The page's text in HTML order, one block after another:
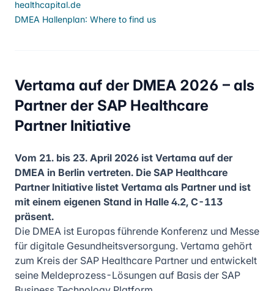
healthcapital.de
DMEA Hallenplan: Where to find us
Vertama auf der DMEA 2026 – als
Partner der SAP Healthcare
Partner Initiative
Vom 21. bis 23. April 2026 ist Vertama auf der
DMEA in Berlin vertreten. Die SAP Healthcare
Partner Initiative listet Vertama als Partner und ist
mit einem eigenen Stand in Halle 4.2, C-113
präsent.
Die DMEA ist Europas führende Konferenz und Messe
für digitale Gesundheitsversorgung. Vertama gehört
zum Kreis der SAP Healthcare Partner und entwickelt
seine Meldeprozess-Lösungen auf Basis der SAP